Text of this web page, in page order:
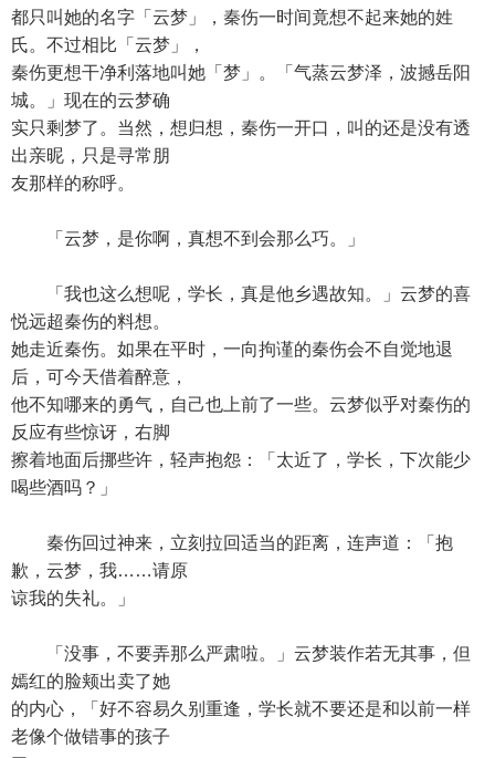
都只叫她的名字「云梦」，秦伤一时间竟想不起来她的姓
氏。不过相比「云梦」，
秦伤更想干净利落地叫她「梦」。「气蒸云梦泽，波撼岳阳
城。」现在的云梦确
实只剩梦了。当然，想归想，秦伤一开口，叫的还是没有透
出亲昵，只是寻常朋
友那样的称呼。
「云梦，是你啊，真想不到会那么巧。」
「我也这么想呢，学长，真是他乡遇故知。」云梦的喜
悦远超秦伤的料想。
她走近秦伤。如果在平时，一向拘谨的秦伤会不自觉地退
后，可今天借着醉意，
他不知哪来的勇气，自己也上前了一些。云梦似乎对秦伤的
反应有些惊讶，右脚
擦着地面后挪些许，轻声抱怨：「太近了，学长，下次能少
喝些酒吗？」
秦伤回过神来，立刻拉回适当的距离，连声道：「抱
歉，云梦，我……请原
谅我的失礼。」
「没事，不要弄那么严肃啦。」云梦装作若无其事，但
嫣红的脸颊出卖了她
的内心，「好不容易久别重逢，学长就不要还是和以前一样
老像个做错事的孩子